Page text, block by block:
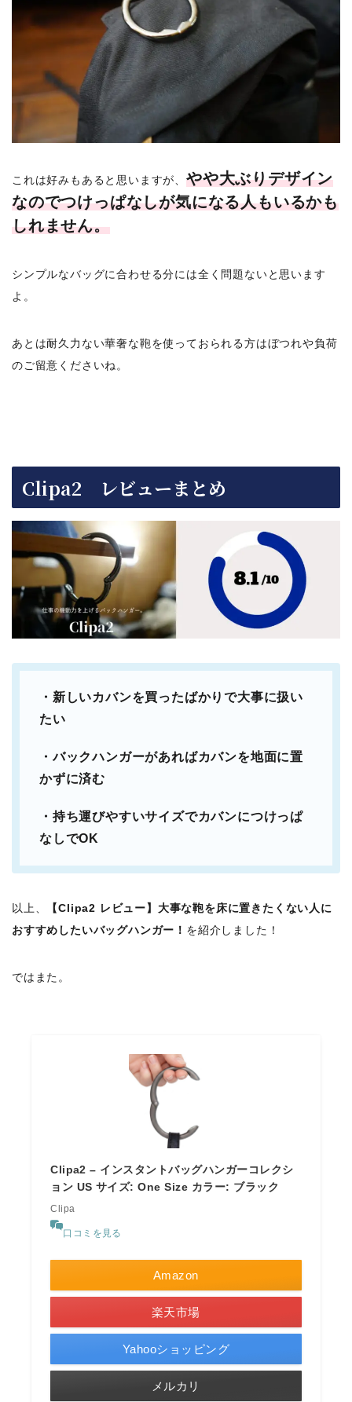
これは好みもあると思いますが、 やや大ぶりデザイン
なのでつけっぱなしが気になる人もいるかも
しれません。
シンプルなバッグに合わせる分には全く問題ないと思います
よ。
あとは耐久力ない華奢な鞄を使っておられる方はぼつれや負荷
のご留意くださいね。
Clipa2 レビューまとめ
・新しいカバンを買ったばかりで大事に扱い
たい
・バックハンガーがあればカバンを地面に置
かずに済む
・持ち運びやすいサイズでカバンにつけっぱ
なしでOK
以上、
【Clipa2 レビュー】大事な鞄を床に置きたくない人に
おすすめしたいバッグハンガー！ を紹介しました！
ではまた。
Clipa2 – インスタントバッグハンガーコレクシ
ョン US サイズ: One Size カラー: ブラック
Clipa
口コミを見る
Amazon
楽天市場
Yahooショッピング
メルカリ